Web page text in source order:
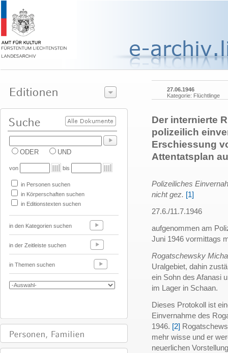
ODER UND
von bis
in Personen suchen
in Körperschaften suchen
in Editionstexten suchen
in den Kategorien suchen
in der Zeitleiste suchen
in Themen suchen
27.06.1946
Kategorie: Flüchtlinge
Der internierte
polizeilich
Erschiessung
Attentatsplan
Polizeiliches
nicht gez. [1]
27.6./11.7.1946
aufgenommen am
Juni 1946 vormittags
Rogatschewsky
Uralgebiet, dahin
ein Sohn des Afanasi
im Lager in Schaan.
Dieses Protokoll ist
Einvernahme des
1946. [2]
mehr wisse und er
neuerlichen